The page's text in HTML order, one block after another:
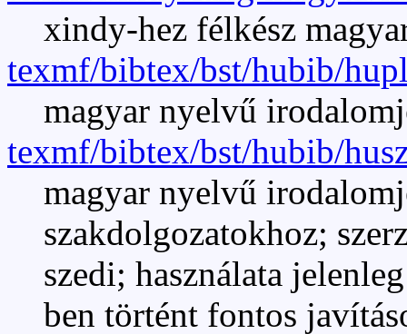
xindy-hez félkész
texmf/bibtex/bst/hubib/
magyar nyelvű
texmf/bibtex/bst/hubib/
magyar nyelvű
szakdolgozatokhoz;
szedi; használata
ben történt fontos